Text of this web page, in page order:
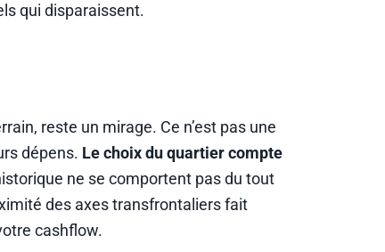
qui disparaissent.
reste un mirage. Ce n’est pas une
dépens. Le choix du quartier compte
ne se comportent pas du tout
des axes transfrontaliers fait
cashflow.